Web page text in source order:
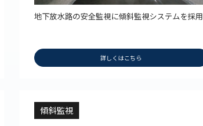
地下放水路の安全監視に傾斜監視システムを採用
詳しくはこちら
傾斜監視